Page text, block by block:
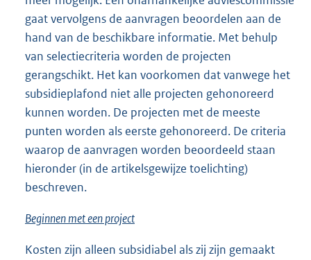
gaat vervolgens de aanvragen beoordelen aan de
hand van de beschikbare informatie. Met behulp
van selectiecriteria worden de projecten
gerangschikt. Het kan voorkomen dat vanwege het
subsidieplafond niet alle projecten gehonoreerd
kunnen worden. De projecten met de meeste
punten worden als eerste gehonoreerd. De criteria
waarop de aanvragen worden beoordeeld staan
hieronder (in de artikelsgewijze toelichting)
beschreven.
Beginnen met een project
Kosten zijn alleen subsidiabel als zij zijn gemaakt